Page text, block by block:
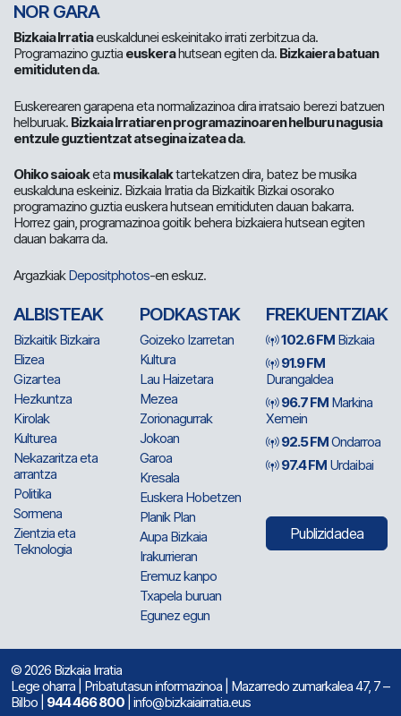
NOR GARA
Bizkaia Irratiaeuskaldunei eskeinitako irrati zerbitzua da.
Programazino guztia euskerahutsean egiten da. Bizkaiera batuan
emitiduten da.
Euskerearen garapena eta normalizazinoa dira irratsaio berezi batzuen
helburuak. Bizkaia Irratiaren programazinoaren helburu nagusia
entzule guztientzat atsegina izatea da.
Ohiko saioaketa musikalaktartekatzen dira, batez be musika
euskalduna eskeiniz. Bizkaia Irratia da Bizkaitik Bizkai osorako
programazino guztia euskera hutsean emitiduten dauan bakarra.
Horrez gain, programazinoa goitik behera bizkaiera hutsean egiten
dauan bakarra da.
ArgazkiakDepositphotos-en eskuz.
ALBISTEAK
Bizkaitik Bizkaira
Elizea
Gizartea
Hezkuntza
Kirolak
Kulturea
Nekazaritza eta
arrantza
Politika
Sormena
Zientzia eta
Teknologia
PODKASTAK
Goizeko Izarretan
Kultura
Lau Haizetara
Mezea
Zorionagurrak
Jokoan
Garoa
Kresala
Euskera Hobetzen
Planik Plan
Aupa Bizkaia
Irakurrieran
Eremuz kanpo
Txapela buruan
Egunez egun
FREKUENTZIAK
102.6 FM Bizkaia
91.9 FM
Durangaldea
96.7 FM Markina
Xemein
92.5 FMOndarroa
97.4 FM Urdaibai
Publizidadea
© 2026 Bizkaia Irratia
Lege oharra Pribatutasun informazinoa | Mazarredo zumarkalea 47, 7 –
Bilbo | 944 466 800 | info@bizkaiairratia.eus